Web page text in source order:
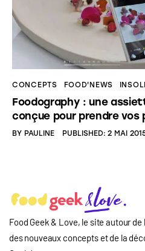
CONCEPTS FOOD'NEWS
Foodography : une
conçue pour prendre vos
BY PAULINE PUBLISHED: 2 MAI
Food Geek & Love, le site autour
des nouveaux concepts et de la